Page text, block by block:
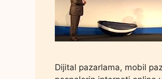
Dijital pazarlama, mobil